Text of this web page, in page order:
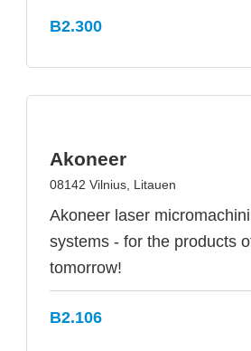
B2.300
Akoneer
08142 Vilnius, Litauen
Akoneer laser
systems - for the products
tomorrow!
B2.106